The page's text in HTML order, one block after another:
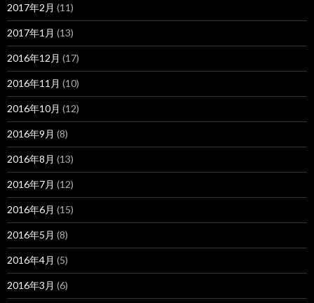
2017年2月 (11)
2017年1月 (13)
2016年12月 (17)
2016年11月 (10)
2016年10月 (12)
2016年9月 (8)
2016年8月 (13)
2016年7月 (12)
2016年6月 (15)
2016年5月 (8)
2016年4月 (5)
2016年3月 (6)